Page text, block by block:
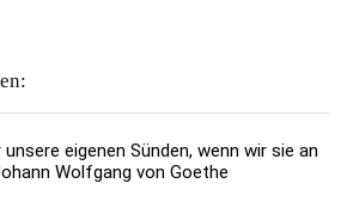
eigenen Sünden, wenn wir sie an
Wolfgang von Goethe